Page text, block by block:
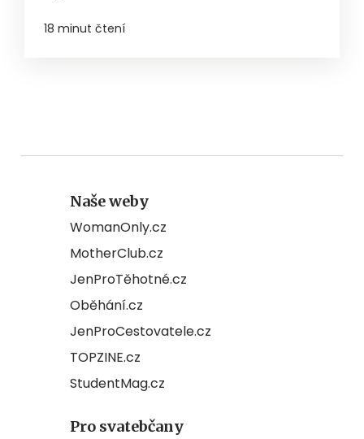
18 minut čtení
Naše weby
WomanOnly.cz
MotherClub.cz
JenProTěhotné.cz
Oběhání.cz
JenProCestovatele.cz
TOPZINE.cz
StudentMag.cz
Pro svatebčany